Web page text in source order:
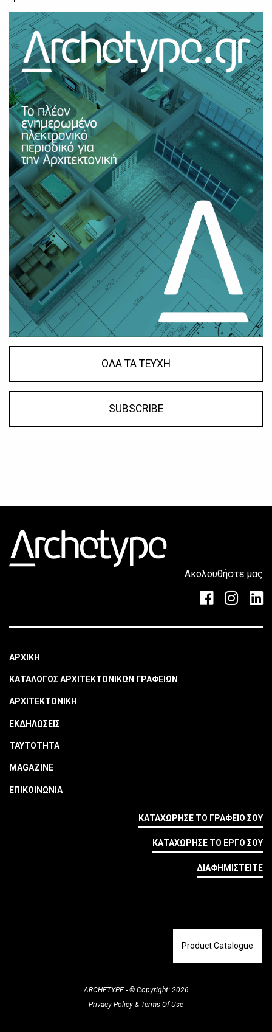
ΟΛΑ ΤΑ ΤΕΥΧΗ
SUBSCRIBE
Ακολουθήστε μας
ΑΡΧΙΚΗ
ΚΑΤΑΛΟΓΟΣ ΑΡΧΙΤΕΚΤΟΝΙΚΩΝ ΓΡΑΦΕΙΩΝ
ΑΡΧΙΤΕΚΤΟΝΙΚΗ
ΕΚΔΗΛΩΣΕΙΣ
ΤΑΥΤΟΤΗΤΑ
MAGAZINE
ΕΠΙΚΟΙΝΩΝΙΑ
ΚΑΤΑΧΩΡΗΣΕ ΤΟ ΓΡΑΦΕΙΟ ΣΟΥ
ΚΑΤΑΧΩΡΗΣΕ ΤΟ ΕΡΓΟ ΣΟΥ
ΔΙΑΦΗΜΙΣΤΕΙΤΕ
Product Catalogue
ARCHETYPE - © Copyright: 2026
Privacy Policy & Terms Of Use